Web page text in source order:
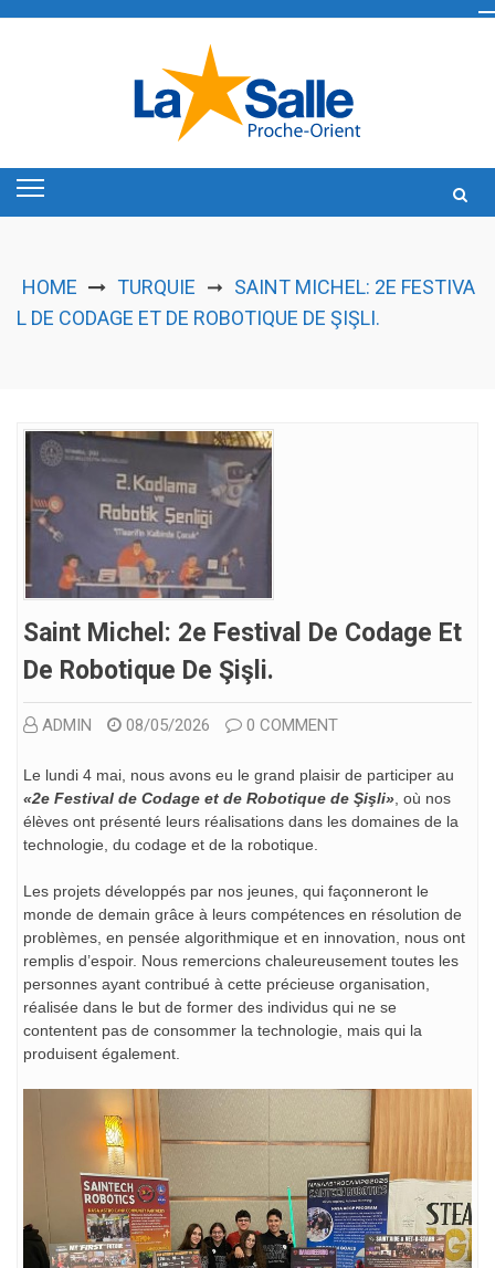
HOME TURQUIE ➞ SAINT MICHEL: 2E FESTIVA
L DE CODAGE ET DE ROBOTIQUE DE ŞIŞLI.
Saint Michel: 2e Festival De Codage Et
De Robotique De Şişli.
ADMIN 08/05/2026 0 COMMENT
Le lundi 4 mai, nous avons eu le grand plaisir de participer au
«2e Festival de Codage et de Robotique de Şişli» , où nos
élèves ont présenté leurs réalisations dans les domaines de la
technologie, du codage et de la robotique.
Les projets développés par nos jeunes, qui façonneront le
monde de demain grâce à leurs compétences en résolution de
problèmes, en pensée algorithmique et en innovation, nous ont
remplis d’espoir. Nous remercions chaleureusement toutes les
personnes ayant contribué à cette précieuse organisation,
réalisée dans le but de former des individus qui ne se
contentent pas de consommer la technologie, mais qui la
produisent également.